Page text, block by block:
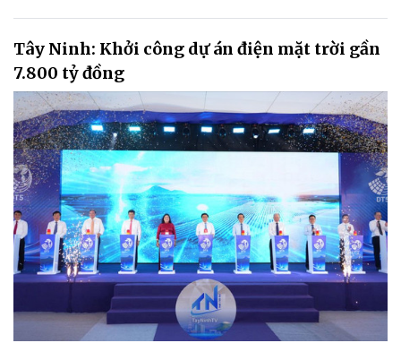
Tây Ninh: Khởi công dự án điện mặt trời gần
7.800 tỷ đồng